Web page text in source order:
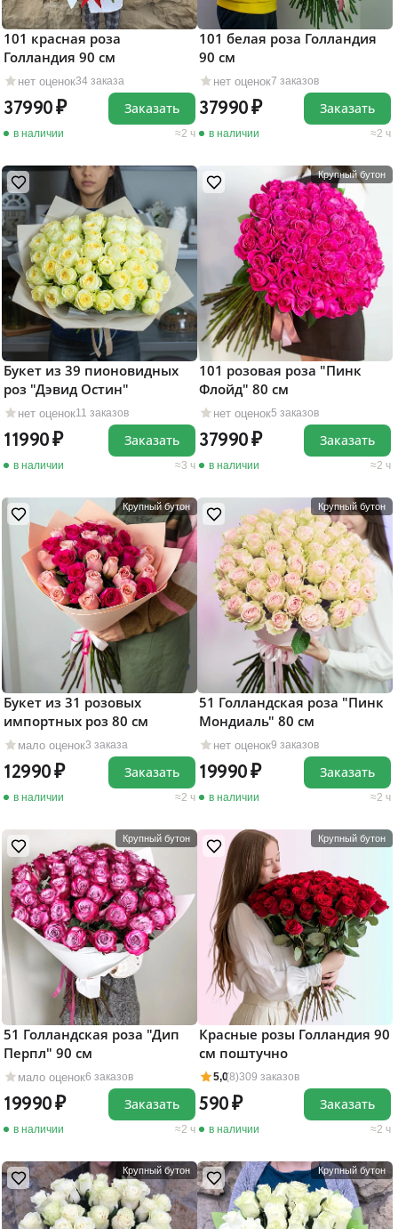
нет оценок34 заказа
101 красная роза
Голландия 90 см
37990
в наличии 2 ч
Заказать
нет оценок7 заказов
101 белая роза Голландия
90 см
37990
в наличии 2 ч
Заказать
нет оценок11 заказов
Букет из 39 пионовидных
роз "Дэвид Остин"
11990
в наличии 3 ч
Заказать
Крупный бутон
нет оценок5 заказов
101 розовая роза "Пинк
Флойд" 80 см
37990
в наличии 2 ч
Заказать
Крупный бутон
мало оценок3 заказа
Букет из 31 розовых
импортных роз 80 см
12990
в наличии 2 ч
Заказать
Крупный бутон
нет оценок9 заказов
51 Голландская роза "Пинк
Мондиаль" 80 см
19990
в наличии 2 ч
Заказать
Крупный бутон
мало оценок6 заказов
51 Голландская роза "Дип
Перпл" 90 см
19990
в наличии 2 ч
Заказать
Крупный бутон
5,0(8)309 заказов
Красные розы Голландия 90
см поштучно
590
в наличии 2 ч
Заказать
Крупный бутон Крупный бутон